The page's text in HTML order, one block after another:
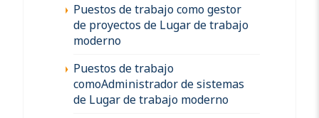
Puestos de trabajo como gestor
de proyectos de Lugar de trabajo
moderno
Puestos de trabajo
comoAdministrador de sistemas
de Lugar de trabajo moderno